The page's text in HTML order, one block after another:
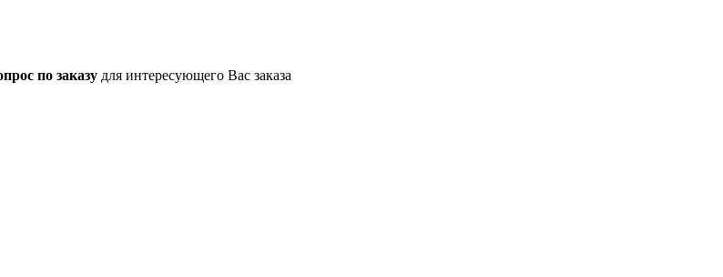
по заказу для интересующего Вас заказа